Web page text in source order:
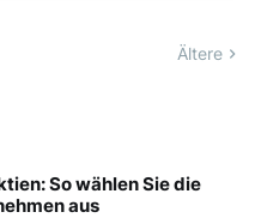
Ältere
So wählen Sie die
aus